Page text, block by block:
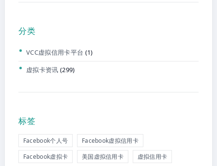
分类
VCC虚拟信用卡平台 (1)
虚拟卡资讯 (299)
标签
Facebook个人号
Facebook虚拟信用卡
Facebook虚拟卡
美国虚拟信用卡 虚拟信用卡